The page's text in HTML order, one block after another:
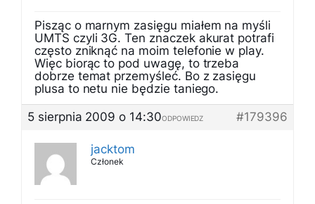
Pisząc o marnym zasięgu miałem na myśli
UMTS czyli 3G. Ten znaczek akurat potrafi
często zniknąć na moim telefonie w play.
Więc biorąc to pod uwagę, to trzeba
dobrze temat przemyśleć. Bo z zasięgu
plusa to netu nie będzie taniego.
5 sierpnia 2009 o 14:30
#179396
ODPOWIEDZ
jacktom
Członek